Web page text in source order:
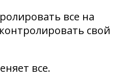
все на
свой
все.